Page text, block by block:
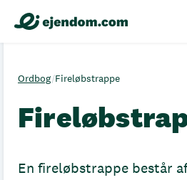
Ordbog/Fireløbstrappe
En fireløbstrappe består